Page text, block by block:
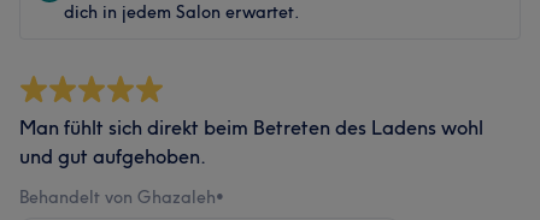
dich in jedem Salon erwartet.
Man fühlt sich direkt beim Betreten des Ladens wohl
und gut aufgehoben.
Behandelt von Ghazaleh•